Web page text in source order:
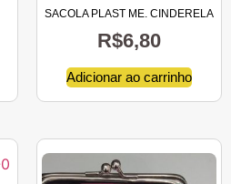
SACOLA PLAST ME. CINDERELA
R$6,80
Adicionar ao carrinho